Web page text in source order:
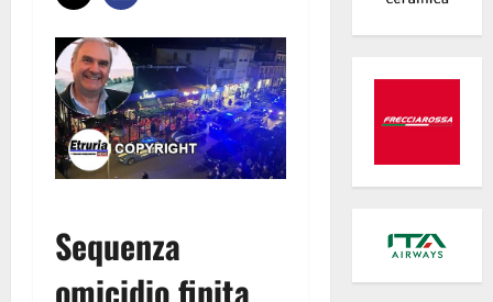
Sequenza
omicidio finita